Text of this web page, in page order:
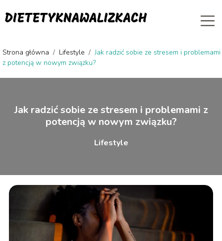
Strona główna / Lifestyle /Jak radzić sobie ze stresem i problemami
z potencją w nowym związku?
Jak radzić sobie ze stresem i problemami z
potencją w nowym związku?
Lifestyle